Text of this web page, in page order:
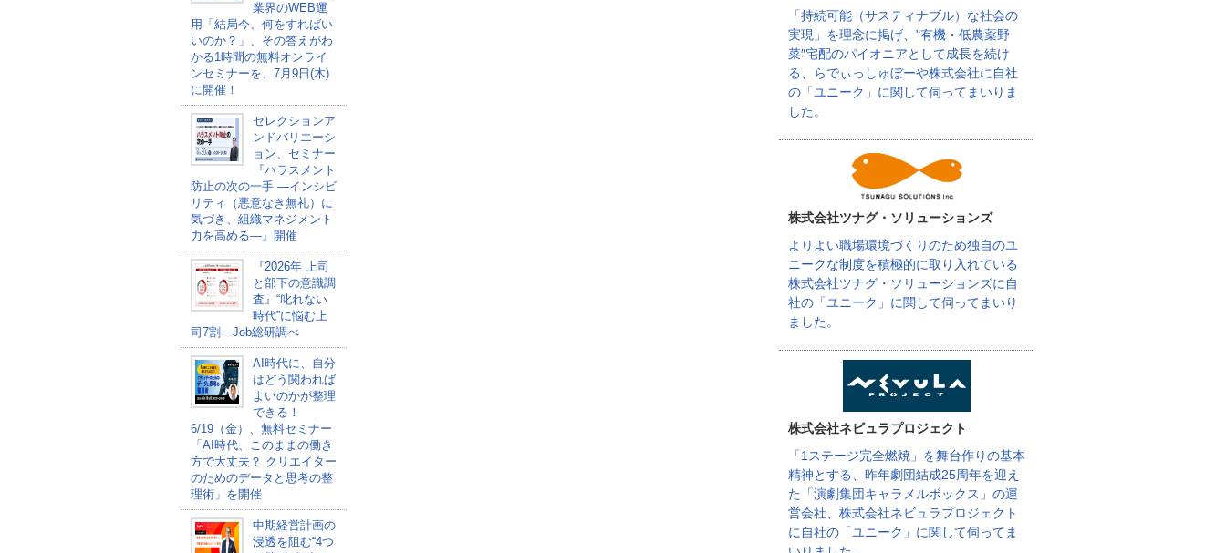
業界のWEB運
用「結局今、何をすればい
いのか？」、その答えがわ
かる1時間の無料オンライ
ンセミナーを、7月9日(木)
に開催！
セレクションア
ンドバリエーシ
ョン、セミナー
『ハラスメント
防止の次の一手 ―インシビ
リティ（悪意なき無礼）に
気づき、組織マネジメント
力を高める―』開催
『2026年 上司
と部下の意識調
査』“叱れない
時代”に悩む上
司7割―Job総研調べ
AI時代に、自分
はどう関われば
よいのかが整理
できる！
6/19（金）、無料セミナー
「AI時代、このままの働き
方で大丈夫？ クリエイター
のためのデータと思考の整
理術」を開催
中期経営計画の
浸透を阻む“4つ
「持続可能（サスティナブル）な社会の
実現」を理念に掲げ、"有機・低農薬野
菜″宅配のパイオニアとして成長を続け
る、らでぃっしゅぼーや株式会社に自社
の「ユニーク」に関して伺ってまいりま
した。
株式会社ツナグ・ソリューションズ
よりよい職場環境づくりのため独自のユ
ニークな制度を積極的に取り入れている
株式会社ツナグ・ソリューションズに自
社の「ユニーク」に関して伺ってまいり
ました。
株式会社ネビュラプロジェクト
「1ステージ完全燃焼」を舞台作りの基本
精神とする、昨年劇団結成25周年を迎え
た「演劇集団キャラメルボックス」の運
営会社、株式会社ネビュラプロジェクト
に自社の「ユニーク」に関して伺ってま